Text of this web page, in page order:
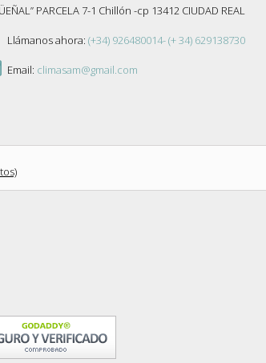
PARCELA 7-1 Chillón -cp 13412 CIUDAD REAL
Llámanos ahora: (+34) 926480014- (+ 34) 629138730
Email: climasam@gmail.com